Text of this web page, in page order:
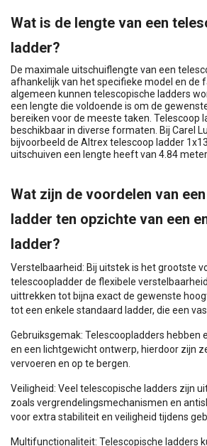
Wat is de lengte van een
ladder?
De maximale uitschuiflengte van een
afhankelijk van het specifieke model en de
algemeen kunnen telescopische ladders
een lengte die voldoende is om de
bereiken voor de meeste taken. Telescoop
beschikbaar in diverse formaten. Bij Carel
bijvoorbeeld de Altrex telescoop ladder
uitschuiven een lengte heeft van 4.84 meter.
Wat zijn de voordelen van
ladder ten opzichte van een
ladder?
Verstelbaarheid: Bij uitstek is het grootste
telescoopladder de flexibele
uittrekken tot bijna exact de gewenste
tot een enkele standaard ladder, die een
Gebruiksgemak: Telescoopladders
en een lichtgewicht ontwerp, hierdoor zijn
vervoeren en op te bergen.
Veiligheid: Veel telescopische ladders zijn
zoals vergrendelingsmechanismen en
voor extra stabiliteit en veiligheid tijdens
Multifunctionaliteit: Telescopische ladders